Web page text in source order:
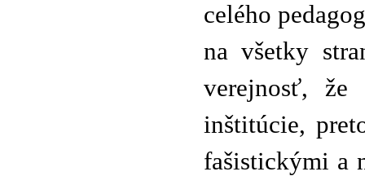
celého
na všetky
verejnosť, že
inštitúcie,
fašistickými a